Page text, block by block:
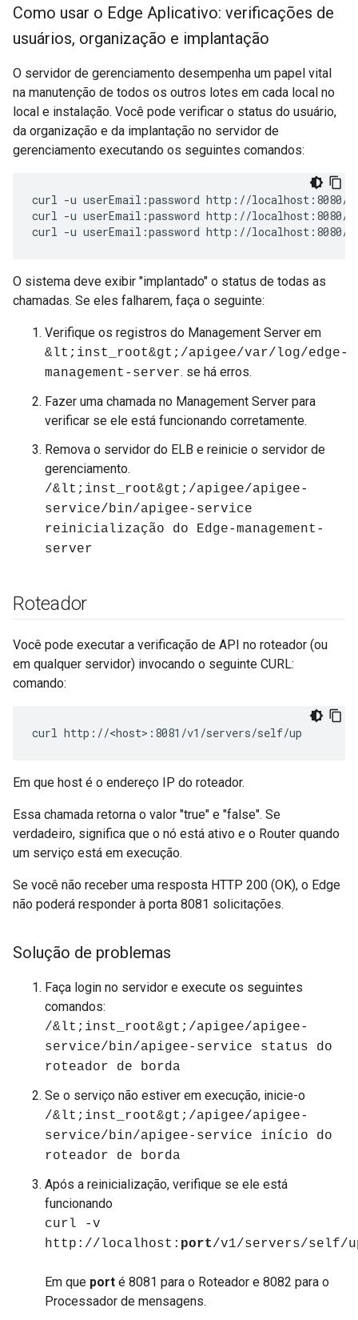
Como usar o Edge Aplicativo: verificações de
usuários, organização e implantação
O servidor de gerenciamento desempenha um papel vital
na manutenção de todos os outros lotes em cada local no
local e instalação. Você pode verificar o status do usuário,
da organização e da implantação no servidor de
gerenciamento executando os seguintes comandos:
curl -u userEmail:password http://localhost:8080/
curl -u userEmail:password http://localhost:8080/
curl -u userEmail:password http://localhost:8080/
O sistema deve exibir "implantado" o status de todas as
chamadas. Se eles falharem, faça o seguinte:
Verifique os registros do Management Server em
&lt;inst_root&gt;/apigee/var/log/edge-
management-server. se há erros.
Fazer uma chamada no Management Server para
verificar se ele está funcionando corretamente.
Remova o servidor do ELB e reinicie o servidor de
gerenciamento.
/&lt;inst_root&gt;/apigee/apigee-
service/bin/apigee-service
reinicialização do Edge-management-
server
Roteador
Você pode executar a verificação de API no roteador (ou
em qualquer servidor) invocando o seguinte CURL:
comando:
curl http://<host>:8081/v1/servers/self/up
Em que host é o endereço IP do roteador.
Essa chamada retorna o valor "true" e "false". Se
verdadeiro, significa que o nó está ativo e o Router quando
um serviço está em execução.
Se você não receber uma resposta HTTP 200 (OK), o Edge
não poderá responder à porta 8081 solicitações.
Solução de problemas
Faça login no servidor e execute os seguintes
comandos:
/&lt;inst_root&gt;/apigee/apigee-
service/bin/apigee-service status do
roteador de borda
Se o serviço não estiver em execução, inicie-o
/&lt;inst_root&gt;/apigee/apigee-
service/bin/apigee-service início do
roteador de borda
Após a reinicialização, verifique se ele está
funcionando
curl -v
http://localhost: port/v1/servers/self/
Em que port é 8081 para o Roteador e 8082 para o
Processador de mensagens.